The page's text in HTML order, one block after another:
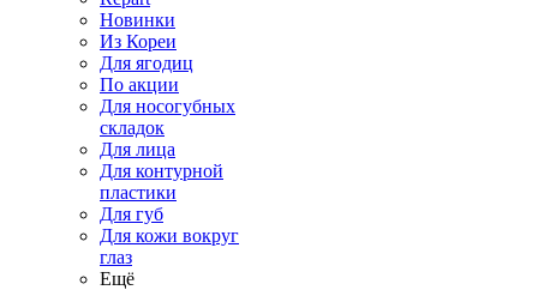
Новинки
Из Кореи
Для ягодиц
По акции
Для носогубных
складок
Для лица
Для контурной
пластики
Для губ
Для кожи вокруг
глаз
Ещё